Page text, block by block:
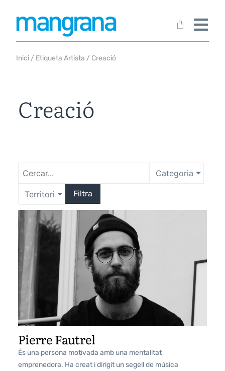
Inici / Etiqueta Artista / Creació
Creació
Categoria
Territori Filtra
Pierre Fautrel
És una persona motivada amb una mentalitat
emprenedora. Ha creat i dirigit un segell de música